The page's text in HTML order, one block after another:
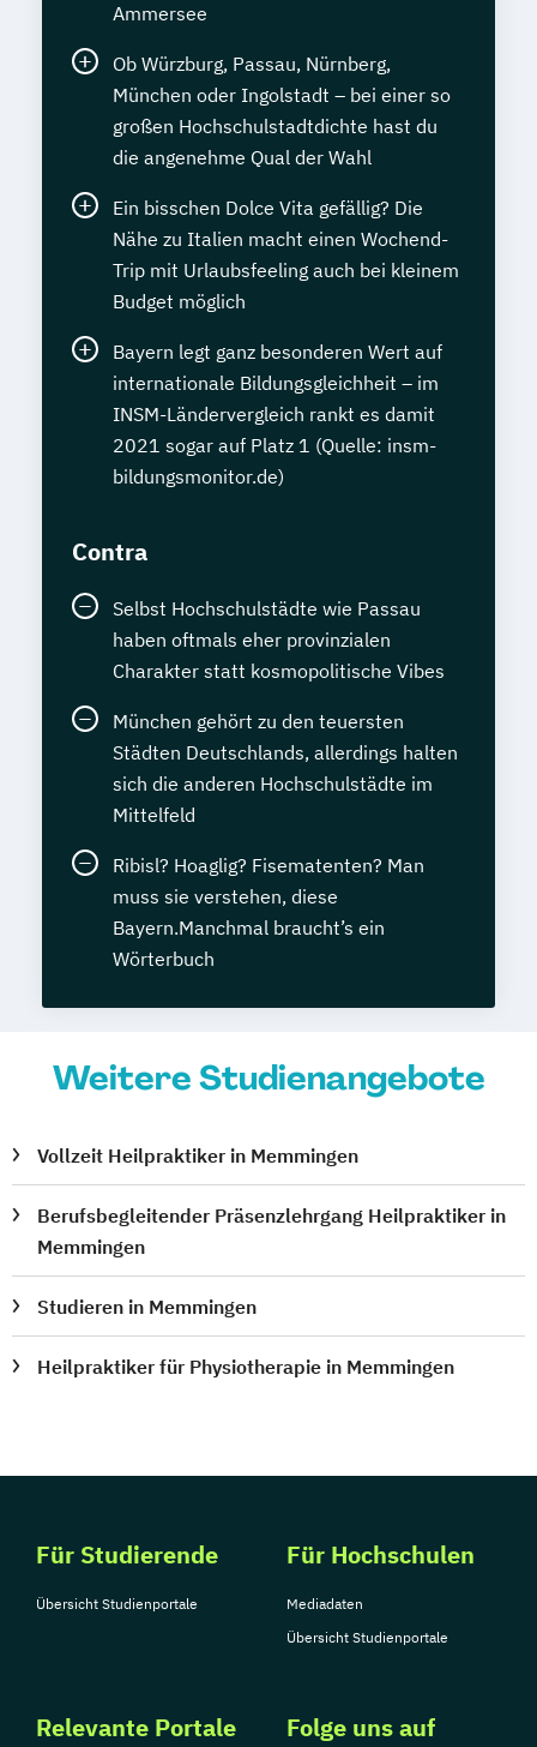
Ammersee
Ob Würzburg, Passau, Nürnberg,
München oder Ingolstadt – bei einer so
großen Hochschulstadtdichte hast du
die angenehme Qual der Wahl
Ein bisschen Dolce Vita gefällig? Die
Nähe zu Italien macht einen Wochend-
Trip mit Urlaubsfeeling auch bei kleinem
Budget möglich
Bayern legt ganz besonderen Wert auf
internationale Bildungsgleichheit – im
INSM-Ländervergleich rankt es damit
2021 sogar auf Platz 1 (Quelle: insm-
bildungsmonitor.de)
Contra
Selbst Hochschulstädte wie Passau
haben oftmals eher provinzialen
Charakter statt kosmopolitische Vibes
München gehört zu den teuersten
Städten Deutschlands, allerdings halten
sich die anderen Hochschulstädte im
Mittelfeld
Ribisl? Hoaglig? Fisematenten? Man
muss sie verstehen, diese
Bayern.Manchmal braucht’s ein
Wörterbuch
Weitere Studienangebote
Vollzeit Heilpraktiker in Memmingen
Berufsbegleitender Präsenzlehrgang Heilpraktiker in
Memmingen
Studieren in Memmingen
Heilpraktiker für Physiotherapie in Memmingen
Für Studierende
Übersicht Studienportale
Für Hochschulen
Mediadaten
Übersicht Studienportale
Relevante Portale Folge uns auf